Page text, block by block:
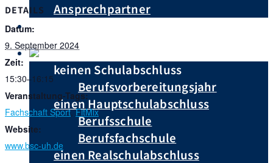
Ansprechpartner
Du hast …
keinen Schulabschluss
Berufsvorbereitungsjahr
einen Hauptschulabschluss
Berufsschule
Berufsfachschule
einen Realschulabschluss
DETAILS
Datum:
9. September 2024
Zeit:
15:30–16:15
Veranstaltung-Tags:
Fachschaft Sport,FitMix
Website:
www.bsc-uh.de